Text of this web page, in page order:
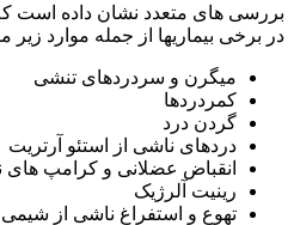
بررسی ­های متعدد نشان داده است
در برخی بیماری­ها از جمله موارد زیر
میگرن و سردردهای تنشی
کمردردها
گردن درد
دردهای ناشی از استئو آرتریت
انقباض عضلانی و کرامپ ­های
رینیت آلرژیک
تهوع و استفراغ ناشی از